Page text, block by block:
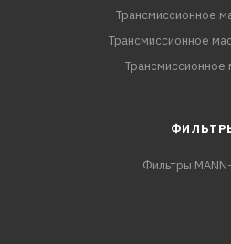
Трансмиссионное
Трансмиссионное
Трансмиссионное
Фильтры MANN-